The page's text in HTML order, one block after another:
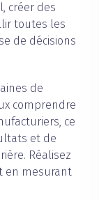
créer des
toutes les
de décisions
de
comprendre
ce
et de
Réalisez
en mesurant